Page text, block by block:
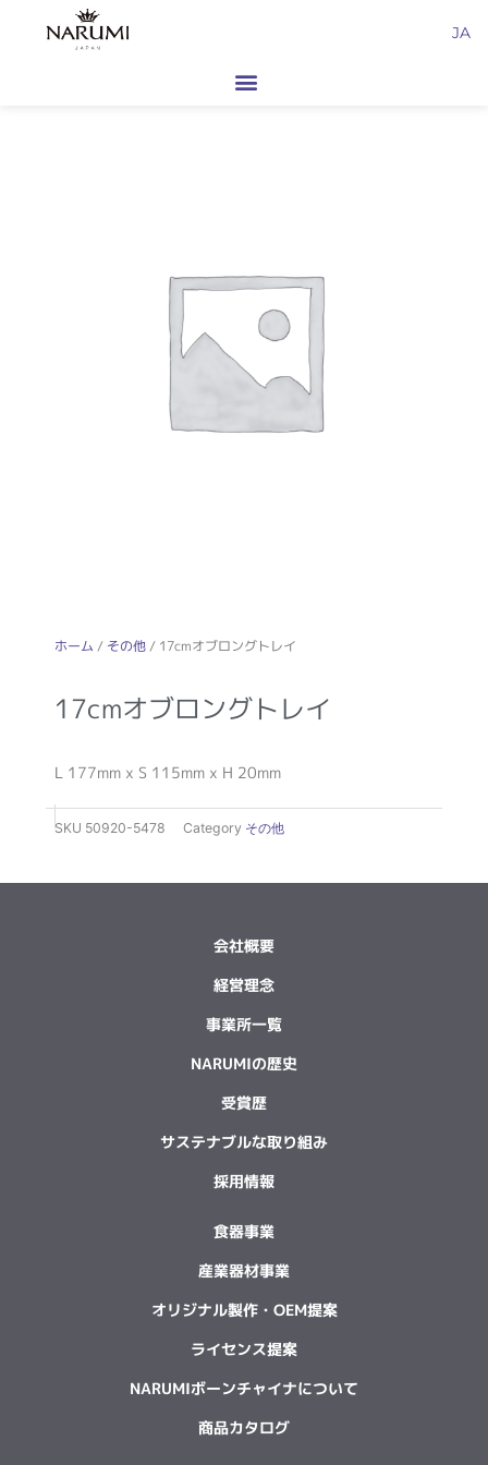
JA
ホーム / その他/ 17cmオブロングトレイ
17cmオブロングトレイ
L 177mm x S 115mm x H 20mm
SKU 50920-5478 Category その他
会社概要
経営理念
事業所一覧
NARUMIの歴史
受賞歴
サステナブルな取り組み
採用情報
食器事業
産業器材事業
オリジナル製作・OEM提案
ライセンス提案
NARUMIボーンチャイナについて
商品カタログ